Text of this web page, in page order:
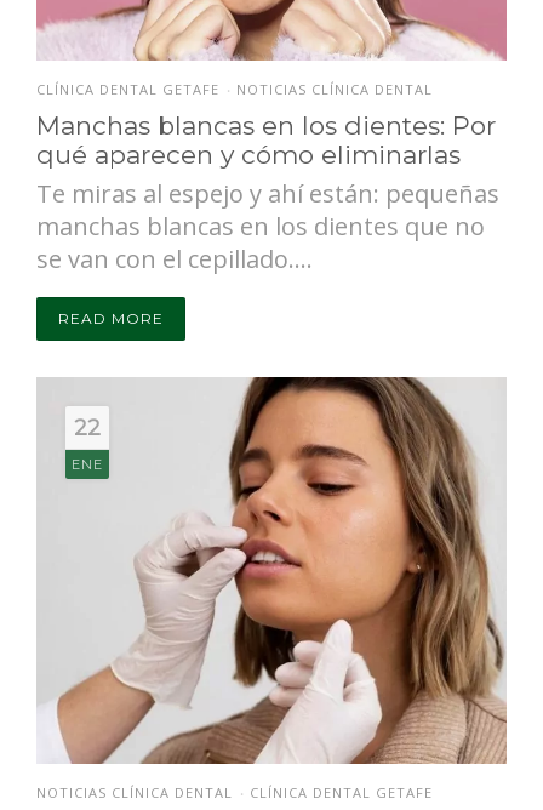
CLÍNICA DENTAL GETAFE • NOTICIAS CLÍNICA DENTAL
Manchas blancas en los dientes: Por
qué aparecen y cómo eliminarlas
Te miras al espejo y ahí están: pequeñas
manchas blancas en los dientes que no
se van con el cepillado....
READ MORE
22
ENE
NOTICIAS CLÍNICA DENTAL • CLÍNICA DENTAL GETAFE